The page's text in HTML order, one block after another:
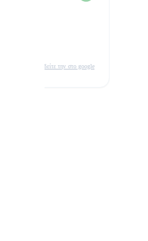
δείτε την στο google